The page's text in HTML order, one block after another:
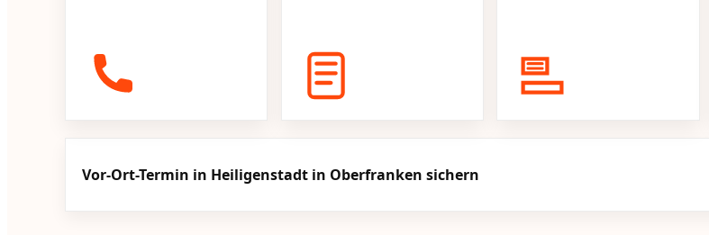
Vor-Ort-Termin in Heiligenstadt in Oberfranken sichern